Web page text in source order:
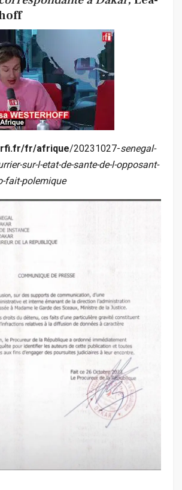
rfi.fr/fr/afrique/20231027-senegal-
sur-l-etat-de-sante-de-l-opposant-
fait-polemique